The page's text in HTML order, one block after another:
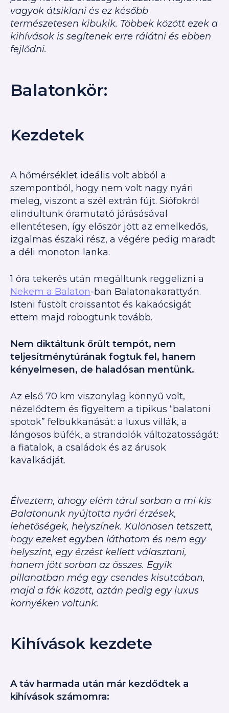
vagyok átsiklani és ez később
természetesen kibukik. Többek között ezek a
kihívások is segítenek erre rálátni és ebben
fejlődni.
Balatonkör:
Kezdetek
A hőmérséklet ideális volt abból a
szempontból, hogy nem volt nagy nyári
meleg, viszont a szél extrán fújt. Siófokról
elindultunk óramutató járásásával
ellentétesen, így először jött az emelkedős,
izgalmas északi rész, a végére pedig maradt
a déli monoton lanka.
1 óra tekerés után megálltunk reggelizni a
Nekem a Balaton-ban Balatonakarattyán.
Isteni füstölt croissantot és kakaócsigát
ettem majd robogtunk tovább.
Nem diktáltunk őrült tempót, nem
teljesítménytúrának fogtuk fel, hanem
kényelmesen, de haladósan mentünk.
Az első 70 km viszonylag könnyű volt,
nézelődtem és figyeltem a tipikus “balatoni
spotok” felbukkanását: a luxus villák, a
lángosos büfék, a strandolók változatosságát:
a fiatalok, a családok és az árusok
kavalkádját.
Élveztem, ahogy elém tárul sorban a mi kis
Balatonunk nyújtotta nyári érzések,
lehetőségek, helyszínek. Különösen tetszett,
hogy ezeket egyben láthatom és nem egy
helyszínt, egy érzést kellett választani,
hanem jött sorban az összes. Egyik
pillanatban még egy csendes kisutcában,
majd a fák között, aztán pedig egy luxus
környéken voltunk.
Kihívások kezdete
A táv harmada után már kezdődtek a
kihívások számomra: